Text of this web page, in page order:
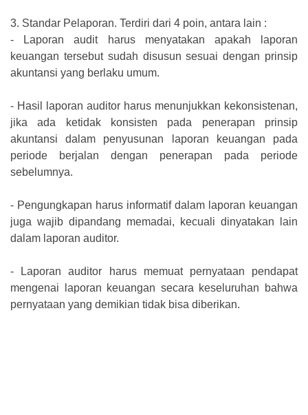
3. Standar Pelaporan. Terdiri dari 4 poin, antara lain :
-
Laporan audit harus menyatakan apakah laporan
keuangan tersebut sudah disusun sesuai dengan prinsip
akuntansi yang berlaku umum.
- Hasil laporan auditor harus menunjukkan kekonsistenan,
jika ada ketidak konsisten pada penerapan prinsip
akuntansi dalam penyusunan laporan keuangan pada
periode berjalan dengan penerapan pada periode
sebelumnya.
- Pengungkapan harus informatif dalam laporan keuangan
juga wajib dipandang memadai, kecuali dinyatakan lain
dalam laporan auditor.
-
Laporan auditor harus memuat pernyataan pendapat
mengenai laporan keuangan secara keseluruhan bahwa
pernyataan yang demikian tidak bisa diberikan.